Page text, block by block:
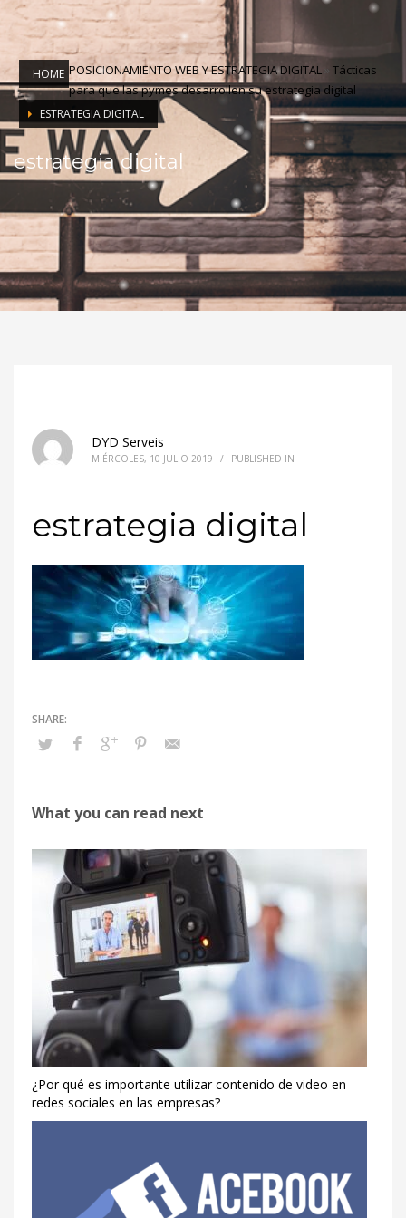
HOME POSICIONAMIENTO WEB Y ESTRATEGIA DIGITAL
Tácticas
para que las pymes desarrollen su estrategia digital
ESTRATEGIA DIGITAL
estrategia digital
DYD Serveis
MIÉRCOLES, 10 JULIO 2019 / PUBLISHED IN
estrategia digital
What you can read next
¿Por qué es importante utilizar contenido de video en
redes sociales en las empresas?